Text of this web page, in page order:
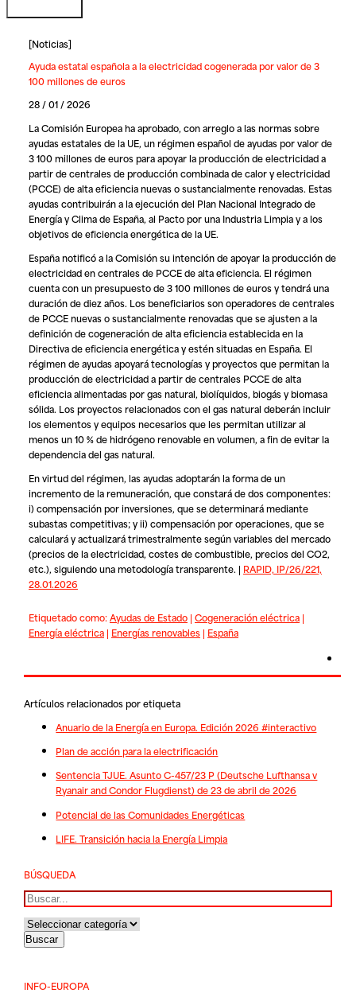
[Noticias]
Ayuda estatal española a la electricidad cogenerada por valor de 3
100 millones de euros
28 / 01 / 2026
La Comisión Europea ha aprobado, con arreglo a las normas sobre
ayudas estatales de la UE, un régimen español de ayudas por valor de
3 100 millones de euros para apoyar la producción de electricidad a
partir de centrales de producción combinada de calor y electricidad
(PCCE) de alta eficiencia nuevas o sustancialmente renovadas. Estas
ayudas contribuirán a la ejecución del Plan Nacional Integrado de
Energía y Clima de España, al Pacto por una Industria Limpia y a los
objetivos de eficiencia energética de la UE.
España notificó a la Comisión su intención de apoyar la producción de
electricidad en centrales de PCCE de alta eficiencia. El régimen
cuenta con un presupuesto de 3 100 millones de euros y tendrá una
duración de diez años. Los beneficiarios son operadores de centrales
de PCCE nuevas o sustancialmente renovadas que se ajusten a la
definición de cogeneración de alta eficiencia establecida en la
Directiva de eficiencia energética y estén situadas en España. El
régimen de ayudas apoyará tecnologías y proyectos que permitan la
producción de electricidad a partir de centrales PCCE de alta
eficiencia alimentadas por gas natural, biolíquidos, biogás y biomasa
sólida. Los proyectos relacionados con el gas natural deberán incluir
los elementos y equipos necesarios que les permitan utilizar al
menos un 10 % de hidrógeno renovable en volumen, a fin de evitar la
dependencia del gas natural.
En virtud del régimen, las ayudas adoptarán la forma de un
incremento de la remuneración, que constará de dos componentes:
i) compensación por inversiones, que se determinará mediante
subastas competitivas; y ii) compensación por operaciones, que se
calculará y actualizará trimestralmente según variables del mercado
(precios de la electricidad, costes de combustible, precios del CO2,
etc.), siguiendo una metodología transparente. | RAPID, IP/26/221,
28.01.2026
Etiquetado como:Ayudas de Estado| Cogeneración eléctrica|
Energía eléctrica| Energías renovables| España
Artículos relacionados por etiqueta
Anuario de la Energía en Europa. Edición 2026 #interactivo
Plan de acción para la electrificación
Sentencia TJUE. Asunto C-457/23 P (Deutsche Lufthansa v
Ryanair and Condor Flugdienst) de 23 de abril de 2026
Potencial de las Comunidades Energéticas
LIFE. Transición hacia la Energía Limpia
BÚSQUEDA
Buscar
INFO-EUROPA